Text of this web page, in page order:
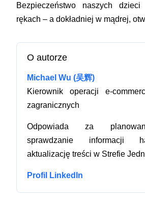
Bezpieczeństwo naszych
rękach – a dokładniej w mądrej,
O autorze
Michael Wu (吴辉)
Kierownik operacji e-
zagranicznych
Odpowiada za
sprawdzanie informacji
aktualizację treści w Strefie
Profil LinkedIn